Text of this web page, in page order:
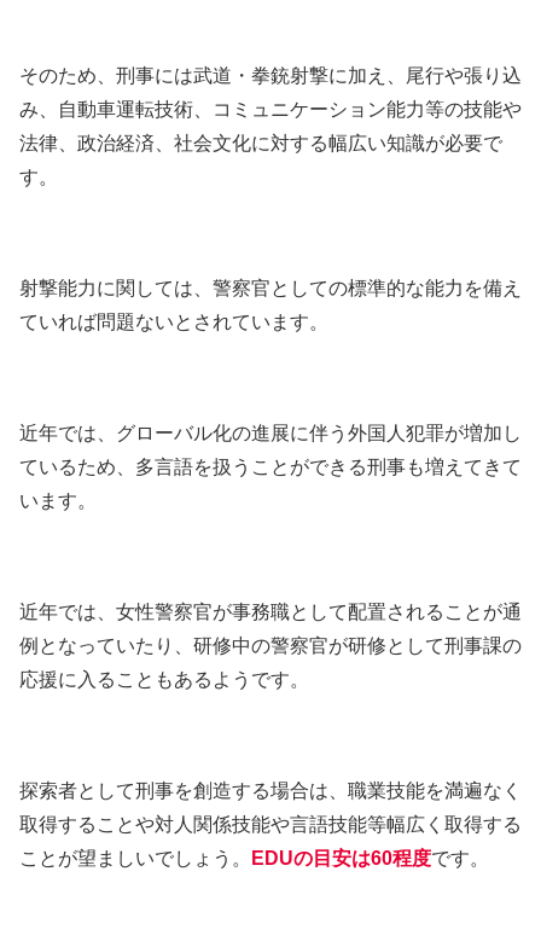
そのため、刑事には武道・拳銃射撃に加え、尾行や張り込
み、自動車運転技術、コミュニケーション能力等の技能や
法律、政治経済、社会文化に対する幅広い知識が必要で
す。
射撃能力に関しては、警察官としての標準的な能力を備え
ていれば問題ないとされています。
近年では、グローバル化の進展に伴う外国人犯罪が増加し
ているため、多言語を扱うことができる刑事も増えてきて
います。
近年では、女性警察官が事務職として配置されることが通
例となっていたり、研修中の警察官が研修として刑事課の
応援に入ることもあるようです。
探索者として刑事を創造する場合は、職業技能を満遍なく
取得することや対人関係技能や言語技能等幅広く取得する
ことが望ましいでしょう。
EDUの目安は60程度です。